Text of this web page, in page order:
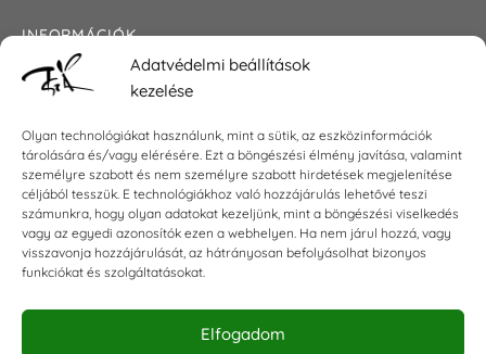
Adatvédelmi beállítások
kezelése
Olyan technológiákat használunk, mint a sütik, az eszközinformációk
tárolására és/vagy elérésére. Ezt a böngészési élmény javítása, valamint
személyre szabott és nem személyre szabott hirdetések megjelenítése
céljából tesszük. E technológiákhoz való hozzájárulás lehetővé teszi
számunkra, hogy olyan adatokat kezeljünk, mint a böngészési viselkedés
vagy az egyedi azonosítók ezen a webhelyen. Ha nem járul hozzá, vagy
visszavonja hozzájárulását, az hátrányosan befolyásolhat bizonyos
funkciókat és szolgáltatásokat.
Elfogadom
INFORMÁCIÓK
Általános szerződési feltételek
Impresszum
KAPCSOLAT
E-mail:shop@torokszilvi.com
Telefon: +36 30 6767872